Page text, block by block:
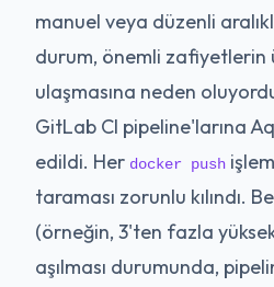
manuel veya düzenli
durum, önemli zafiyetlerin
ulaşmasına neden
GitLab CI pipeline'larına
edildi. Her docker push
taraması zorunlu kılındı.
(örneğin, 3'ten fazla
aşılması durumunda,